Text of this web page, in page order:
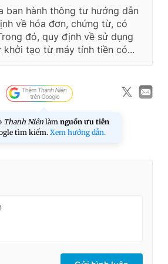
ban hành thông tư hướng dẫn
về hóa đơn, chứng từ, có
đó, quy định về sử dụng
khởi tạo từ máy tính tiền có...
Thanh Niên làm nguồn ưu tiên
tìm kiếm.Xem hướng dẫn.